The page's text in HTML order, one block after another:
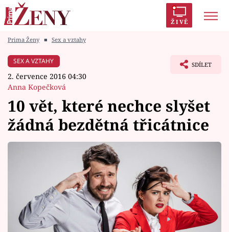
ŽIVĚ
Módní alarm
Témata
Seriály
Prima Ženy ■ Sex a vztahy
SEX A VZTAHY
2. července 2016 04:30
Anna Kopečková
SDÍLET
10 vět, které nechce slyšet
žádná bezdětná třicátnice